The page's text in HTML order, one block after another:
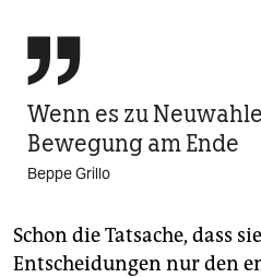

Wenn es zu
Bewegung am Ende
Beppe Grillo
Schon die Tatsache, dass
Entscheidungen nur den